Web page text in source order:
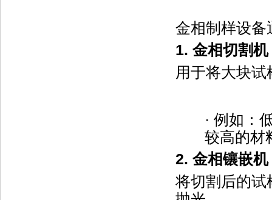
金相制样设备
1.金相切割机
用于将大块
·例如：
较高的材
2.金相镶嵌机
将切割后的试